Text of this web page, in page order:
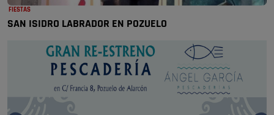
FIESTAS
SAN ISIDRO LABRADOR EN POZUELO